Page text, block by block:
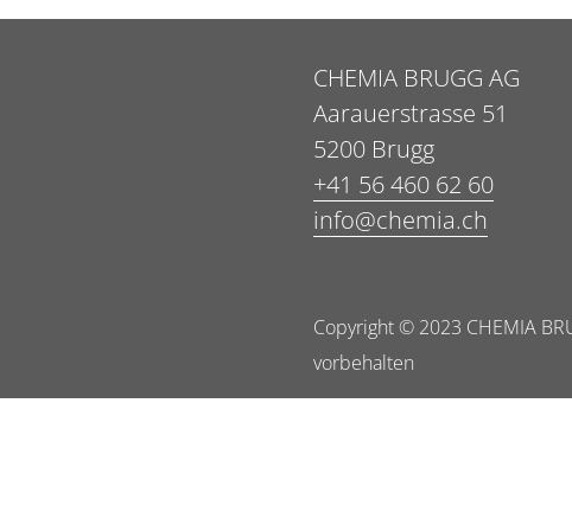
CHEMIA BRUGG AG
Aarauerstrasse 51
5200 Brugg
+41 56 460 62 60
info@chemia.ch
Copyright © 2023 CHEMIA
vorbehalten